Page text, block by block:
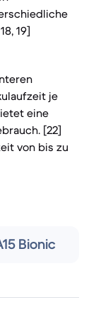
19]
je
eine
[22]
von bis zu
Bionic